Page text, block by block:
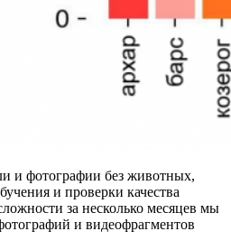
и фотографии без животных,
и проверки качества
за несколько месяцев мы
и видеофрагментов